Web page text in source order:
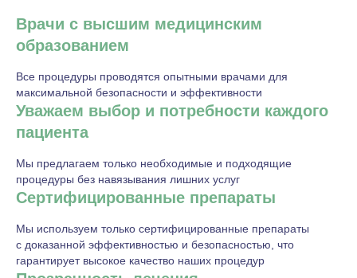
Врачи с высшим медицинским
образованием
Все процедуры проводятся опытными врачами для
максимальной безопасности и эффективности
Уважаем выбор и потребности каждого
пациента
Мы предлагаем только необходимые и подходящие
процедуры без навязывания лишних услуг
Сертифицированные препараты
Мы используем только сертифицированные препараты
с доказанной эффективностью и безопасностью, что
гарантирует высокое качество наших процедур